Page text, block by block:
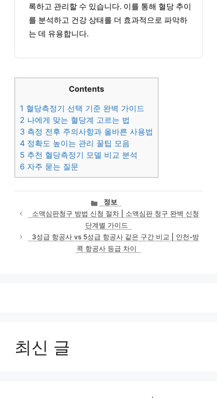
록하고 관리할 수 있습니다. 이를 통해 혈당 추이
를 분석하고 건강 상태를 더 효과적으로 파악하
는 데 유용합니다.
Contents
1 혈당측정기 선택 기준 완벽 가이드
2 나에게 맞는 혈당계 고르는 법
3 측정 전후 주의사항과 올바른 사용법
4 정확도 높이는 관리 꿀팁 모음
5 추천 혈당측정기 모델 비교 분석
6 자주 묻는 질문
카
테
고
리
정보
소액심판청구 방법 신청 절차 | 소액심판 청구 완벽 신청
단계별 가이드
3성급 항공사 vs 5성급 항공사 같은 구간 비교 | 인천-방
콕 항공사 등급 차이
최신 글